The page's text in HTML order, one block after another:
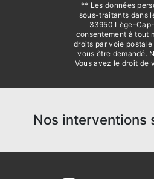
** Les données
sous-traitants dans
33950 Lège-
consentement à tout
droits par voie
vous être demandé.
Vous avez le droit de
Nos interventions